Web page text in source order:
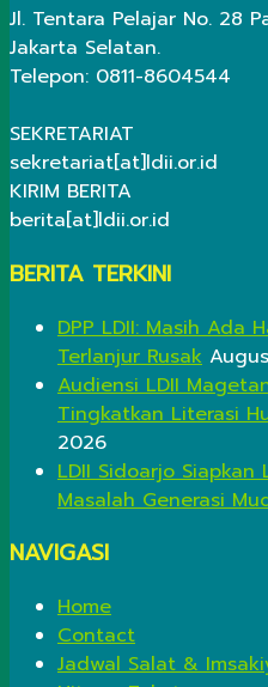
Jl. Tentara Pelajar No. 28
Jakarta Selatan.
Telepon: 0811-8604544
SEKRETARIAT
sekretariat[at]ldii.or.id
KIRIM BERITA
berita[at]ldii.or.id
BERITA TERKINI
DPP LDII: Masih Ada
Terlanjur Rusak
Audiensi LDII
Tingkatkan Literasi
2026
LDII Sidoarjo
Masalah Generasi
NAVIGASI
Home
Contact
Jadwal Salat &